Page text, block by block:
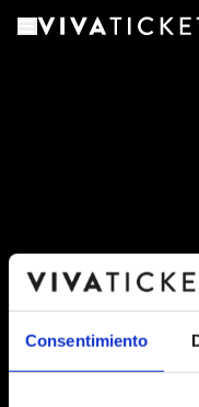
Consentimiento